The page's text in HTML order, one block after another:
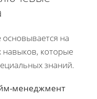
основывается на
навыков, которые
знаний.
менеджмент